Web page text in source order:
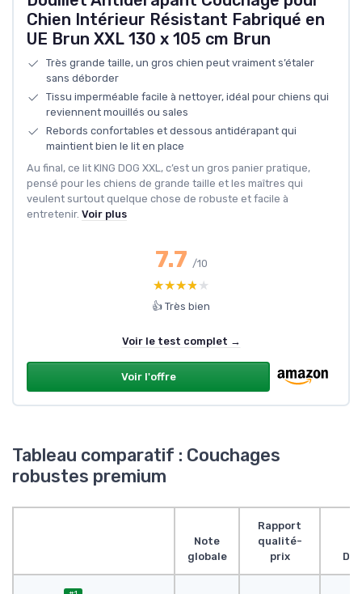
Chien Intérieur Résistant Fabriqué en
UE Brun XXL 130 x 105 cm Brun
Très grande taille, un gros chien peut vraiment s’étaler
sans déborder
Tissu imperméable facile à nettoyer, idéal pour chiens qui
reviennent mouillés ou sales
Rebords confortables et dessous antidérapant qui
maintient bien le lit en place
Au final, ce lit KING DOG XXL, c’est un gros panier pratique,
pensé pour les chiens de grande taille et les maîtres qui
veulent surtout quelque chose de robuste et facile à
entretenir. Voir plus
7.7 /10
★★★★★
★★★★★
👍 Très bien
Voir le test complet →
Voir l'offre
Tableau comparatif : Couchages
robustes premium
Note
globale
Rapport
qualité-
prix